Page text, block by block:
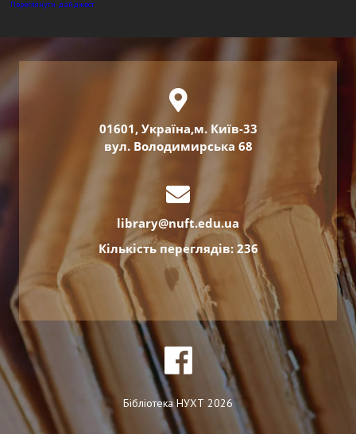
Переглянути дайджест
01601, Україна,м. Київ-33
вул. Володимирська 68
library@nuft.edu.ua
Кількість переглядів: 236
Бібліотека НУХТ 2026